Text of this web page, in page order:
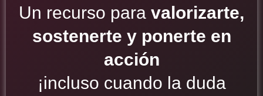
Un recurso para valorizarte,
sostenerte y ponerte en
acción
¡incluso cuando la duda